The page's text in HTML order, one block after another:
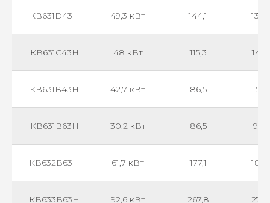
КВ631D43Н 49,3 кВт 144,1
КВ631С43Н 48 кВт 115,3
КВ631В43Н 42,7 кВт 86,5
КВ631В63Н 30,2 кВт 86,5
КВ632В63Н 61,7 кВт 177,1
КВ633В63Н 92,6 кВт 267,8